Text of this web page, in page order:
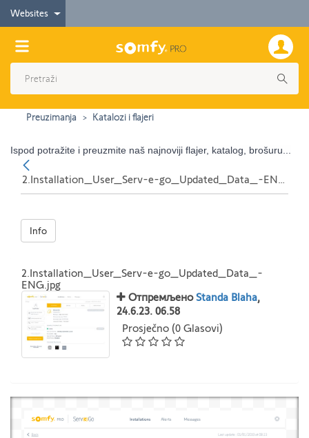
Websites
Preuzimanja Katalozi i flajeri
Ispod potražite i preuzmite naš najnoviji flajer, katalog, brošuru...
2.Installation_User_Serv-e-go_Updated_Data_-ENG.jpg
Info
2.Installation_User_Serv-e-go_Updated_Data_-
ENG.jpg
ОтпремљеноStanda Blaha,
24.6.23. 06.58
Prosječno (0 Glasovi)